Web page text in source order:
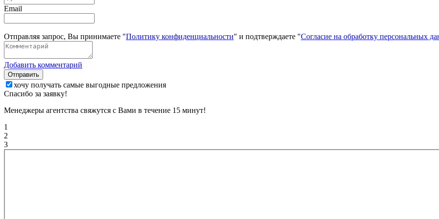
Email
Отправляя запрос, Вы принимаете "Политику конфиденциальности" и подтверждаете "Согласие на обработку персональных
Добавить комментарий
Отправить
хочу получать самые выгодные предложения
Спасибо за заявку!
Менеджеры агентства свяжутся с Вами в течение 15 минут!
1
2
3